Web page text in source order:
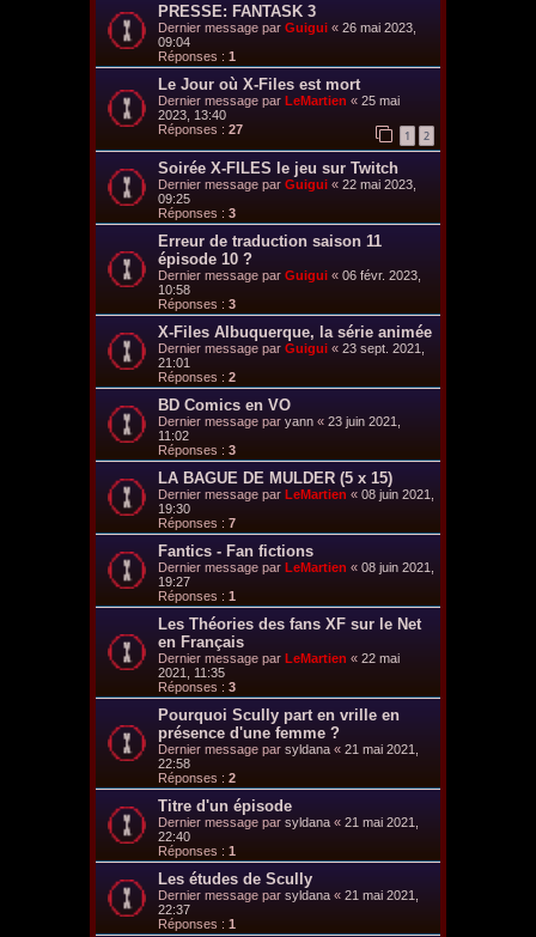
PRESSE: FANTASK 3
Dernier message par Guigui « 26 mai 2023,
09:04
Réponses : 1
Le Jour où X-Files est mort
Dernier message par LeMartien « 25 mai
2023, 13:40
Réponses : 27 1 2
Soirée X-FILES le jeu sur Twitch
Dernier message par Guigui « 22 mai 2023,
09:25
Réponses : 3
Erreur de traduction saison 11
épisode 10 ?
Dernier message par Guigui « 06 févr. 2023,
10:58
Réponses : 3
X-Files Albuquerque, la série animée
Dernier message par Guigui « 23 sept. 2021,
21:01
Réponses : 2
BD Comics en VO
Dernier message par yann « 23 juin 2021,
11:02
Réponses : 3
LA BAGUE DE MULDER (5 x 15)
Dernier message par LeMartien « 08 juin 2021,
19:30
Réponses : 7
Fantics - Fan fictions
Dernier message par LeMartien « 08 juin 2021,
19:27
Réponses : 1
Les Théories des fans XF sur le Net
en Français
Dernier message par LeMartien « 22 mai
2021, 11:35
Réponses : 3
Pourquoi Scully part en vrille en
présence d'une femme ?
Dernier message par syldana « 21 mai 2021,
22:58
Réponses : 2
Titre d'un épisode
Dernier message par syldana « 21 mai 2021,
22:40
Réponses : 1
Les études de Scully
Dernier message par syldana « 21 mai 2021,
22:37
Réponses : 1